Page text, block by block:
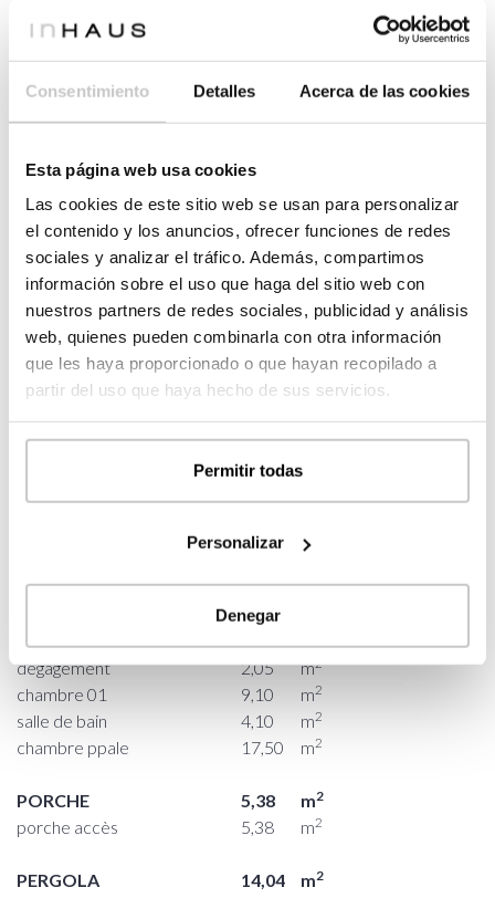
Consentimiento Detalles Acerca de las cookies
Esta página web usa cookies
Las cookies de este sitio web se usan para personalizar
el contenido y los anuncios, ofrecer funciones de redes
sociales y analizar el tráfico. Además, compartimos
información sobre el uso que haga del sitio web con
nuestros partners de redes sociales, publicidad y análisis
web, quienes pueden combinarla con otra información
que les haya proporcionado o que hayan recopilado a
partir del uso que haya hecho de sus servicios.
Permitir todas
Personalizar
Denegar
salon et l’escalier. Celui-ci s’ouvre sur l’extérieur à travers la
ainsi qu’une pièce pouvant être une chambre d’amis et une
salle de bain complète, ferment le “L” encadrant l’espace
extérieur. Au sommet de l’escalier, le premier étage abrite 2
chambres et une salle de bain complète, indépendantes du
reste de la maison, permettant d’avantage d’intimité.
SURF.UTILE
(habitable)
LOGEMENT
129,22 m 2
PORCHES 5,38 m2
CHAUSSÉE
93,67 m
cuisine 14,25 m2
14,40
salle de bain 02 4,12 m
dégagement 2,05 m2
chambre 01 9,10 m2
salle de bain 4,10 m2
chambre ppale 17,50 m2
PORCHE 5,38 m2
porche accès 5,38 m2
PERGOLA 14,04 m2